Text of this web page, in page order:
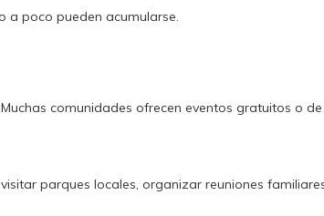
a poco pueden acumularse.
comunidades ofrecen eventos gratuitos o
parques locales, organizar reuniones